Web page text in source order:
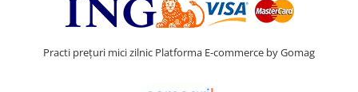
Practi prețuri mici zilnic Platforma E-commerce by Gomag